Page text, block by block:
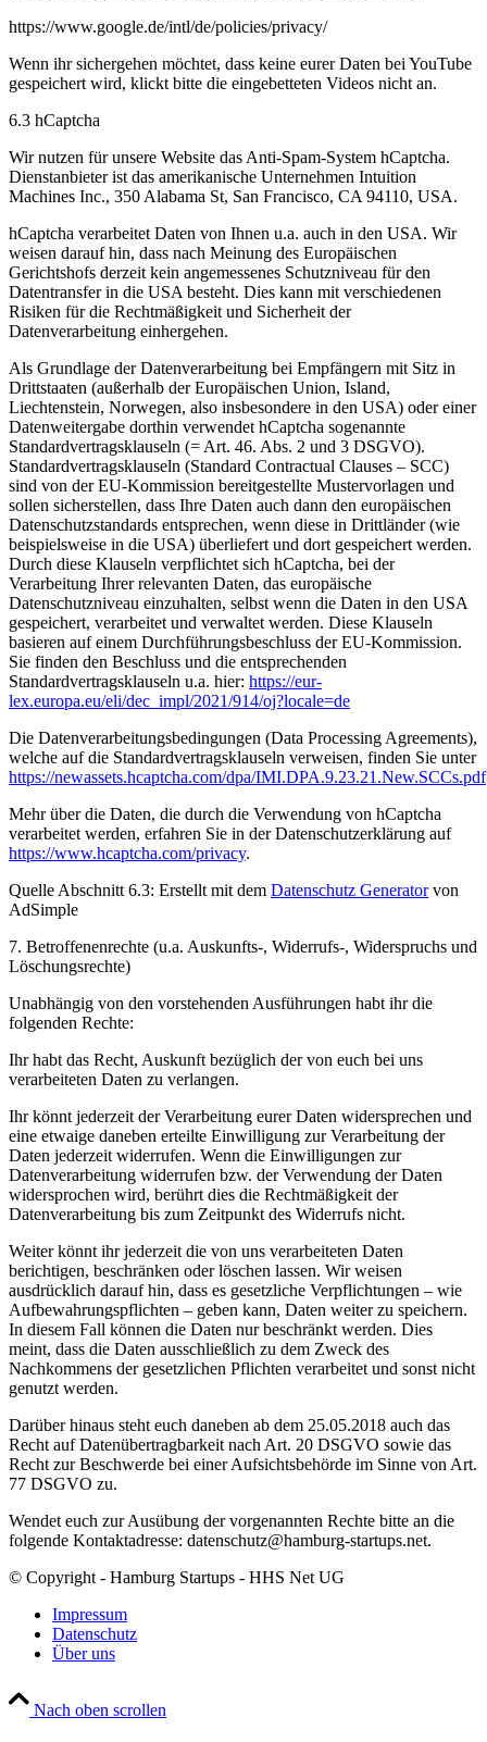
https://www.google.de/intl/de/policies/privacy/
Wenn ihr sichergehen möchtet, dass keine eurer Daten bei YouTube
gespeichert wird, klickt bitte die eingebetteten Videos nicht an.
6.3 hCaptcha
Wir nutzen für unsere Website das Anti-Spam-System hCaptcha.
Dienstanbieter ist das amerikanische Unternehmen Intuition
Machines Inc., 350 Alabama St, San Francisco, CA 94110, USA.
hCaptcha verarbeitet Daten von Ihnen u.a. auch in den USA. Wir
weisen darauf hin, dass nach Meinung des Europäischen
Gerichtshofs derzeit kein angemessenes Schutzniveau für den
Datentransfer in die USA besteht. Dies kann mit verschiedenen
Risiken für die Rechtmäßigkeit und Sicherheit der
Datenverarbeitung einhergehen.
Als Grundlage der Datenverarbeitung bei Empfängern mit Sitz in
Drittstaaten (außerhalb der Europäischen Union, Island,
Liechtenstein, Norwegen, also insbesondere in den USA) oder einer
Datenweitergabe dorthin verwendet hCaptcha sogenannte
Standardvertragsklauseln (= Art. 46. Abs. 2 und 3 DSGVO).
Standardvertragsklauseln (Standard Contractual Clauses – SCC)
sind von der EU-Kommission bereitgestellte Mustervorlagen und
sollen sicherstellen, dass Ihre Daten auch dann den europäischen
Datenschutzstandards entsprechen, wenn diese in Drittländer (wie
beispielsweise in die USA) überliefert und dort gespeichert werden.
Durch diese Klauseln verpflichtet sich hCaptcha, bei der
Verarbeitung Ihrer relevanten Daten, das europäische
Datenschutzniveau einzuhalten, selbst wenn die Daten in den USA
gespeichert, verarbeitet und verwaltet werden. Diese Klauseln
basieren auf einem Durchführungsbeschluss der EU-Kommission.
Sie finden den Beschluss und die entsprechenden
Standardvertragsklauseln u.a. hier: https://eur-
lex.europa.eu/eli/dec_impl/2021/914/oj?locale=de
Die Datenverarbeitungsbedingungen (Data Processing Agreements),
welche auf die Standardvertragsklauseln verweisen, finden Sie unter
https://newassets.hcaptcha.com/dpa/IMI.DPA.9.23.21.New.SCCs.pdf
Mehr über die Daten, die durch die Verwendung von hCaptcha
verarbeitet werden, erfahren Sie in der Datenschutzerklärung auf
https://www.hcaptcha.com/privacy.
Quelle Abschnitt 6.3: Erstellt mit dem Datenschutz Generatorvon
AdSimple
7. Betroffenenrechte (u.a. Auskunfts-, Widerrufs-, Widerspruchs und
Löschungsrechte)
Unabhängig von den vorstehenden Ausführungen habt ihr die
folgenden Rechte:
Ihr habt das Recht, Auskunft bezüglich der von euch bei uns
verarbeiteten Daten zu verlangen.
Ihr könnt jederzeit der Verarbeitung eurer Daten widersprechen und
eine etwaige daneben erteilte Einwilligung zur Verarbeitung der
Daten jederzeit widerrufen. Wenn die Einwilligungen zur
Datenverarbeitung widerrufen bzw. der Verwendung der Daten
widersprochen wird, berührt dies die Rechtmäßigkeit der
Datenverarbeitung bis zum Zeitpunkt des Widerrufs nicht.
Weiter könnt ihr jederzeit die von uns verarbeiteten Daten
berichtigen, beschränken oder löschen lassen. Wir weisen
ausdrücklich darauf hin, dass es gesetzliche Verpflichtungen – wie
Aufbewahrungspflichten – geben kann, Daten weiter zu speichern.
In diesem Fall können die Daten nur beschränkt werden. Dies
meint, dass die Daten ausschließlich zu dem Zweck des
Nachkommens der gesetzlichen Pflichten verarbeitet und sonst nicht
genutzt werden.
Darüber hinaus steht euch daneben ab dem 25.05.2018 auch das
Recht auf Datenübertragbarkeit nach Art. 20 DSGVO sowie das
Recht zur Beschwerde bei einer Aufsichtsbehörde im Sinne von Art.
77 DSGVO zu.
Wendet euch zur Ausübung der vorgenannten Rechte bitte an die
folgende Kontaktadresse: datenschutz@hamburg-startups.net.
© Copyright - Hamburg Startups - HHS Net UG
Impressum
Datenschutz
Über uns
Nach oben scrollen